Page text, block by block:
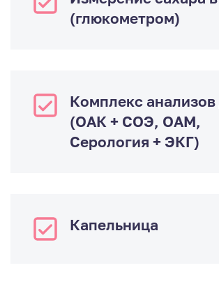
(глюкометром)
Комплекс
(ОАК + СОЭ, ОАМ,
Серология + ЭКГ)
Капельница